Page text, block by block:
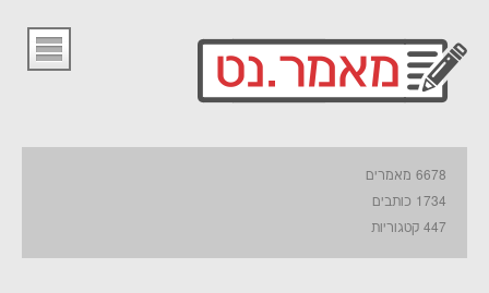
6678 מאמרים
1734 כותבים
447 קטגוריות